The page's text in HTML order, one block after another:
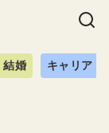
結婚 キャリア